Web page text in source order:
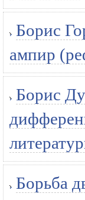
Борис
ампир
Борис
Борьба